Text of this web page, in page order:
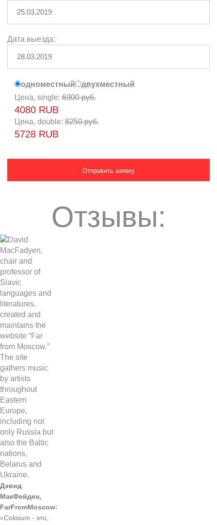
Дата выезда:
одноместный
двухместный
Цена, single: 6900 руб.
4080 RUB
Цена, double: 8250 руб.
5728 RUB
Отзывы:
Дэвид
МакФейден,
FarFromMoscow:
«Colisium - это,